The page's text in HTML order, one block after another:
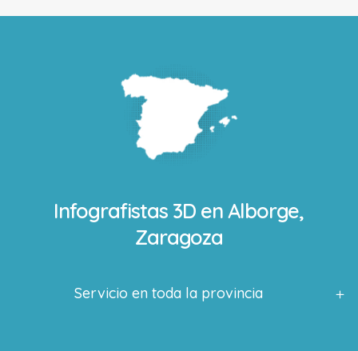
Infografistas 3D enAlborge,
Zaragoza
Servicio en toda la provincia